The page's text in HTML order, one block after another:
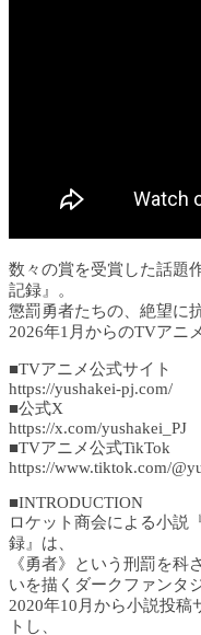
数々の賞を受賞した話題
記録』。
懲罰勇者たちの、絶望に
2026年1月からのTVアニ
■TVアニメ公式サイト
https://yushakei-pj.com/
■公式X
https://x.com/yushakei_PJ
■TVアニメ公式TikTok
https://www.tiktok.com/
■INTRODUCTION
ロケット商会による小説
録』は、
《勇者》という刑罰を
いを描くダークファンタ
2020年10月から小説投稿
トし、